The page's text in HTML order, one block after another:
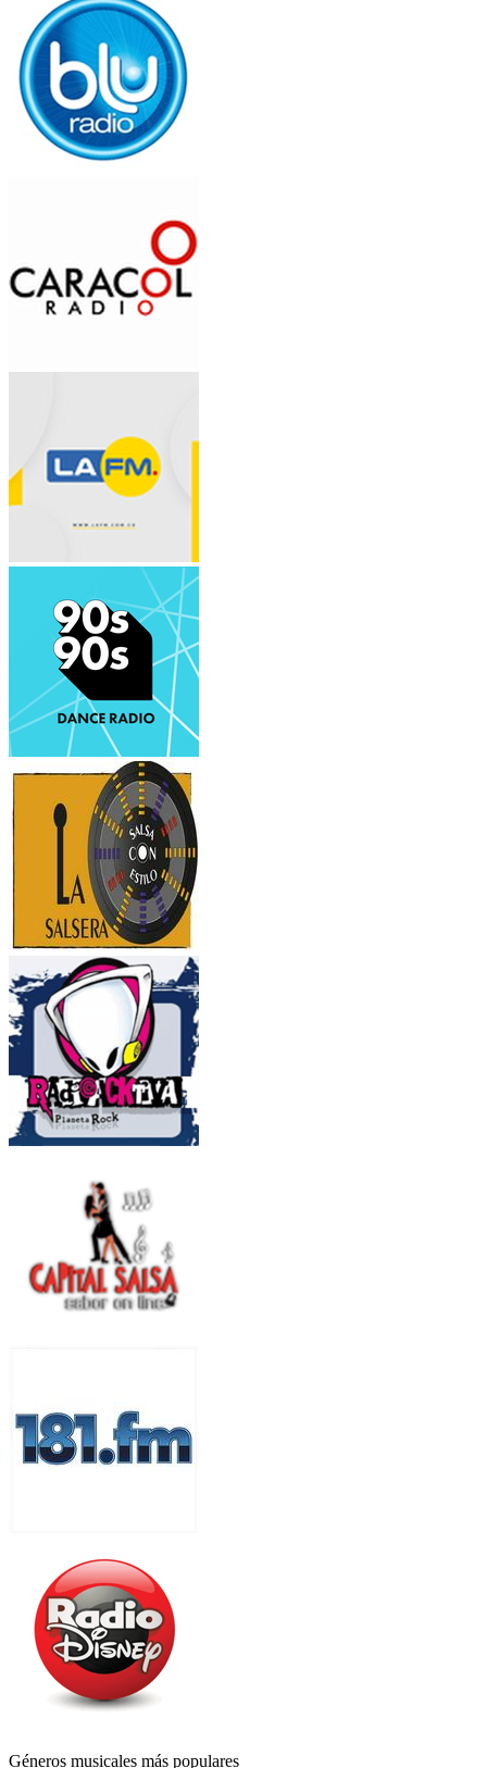
Géneros musicales más populares